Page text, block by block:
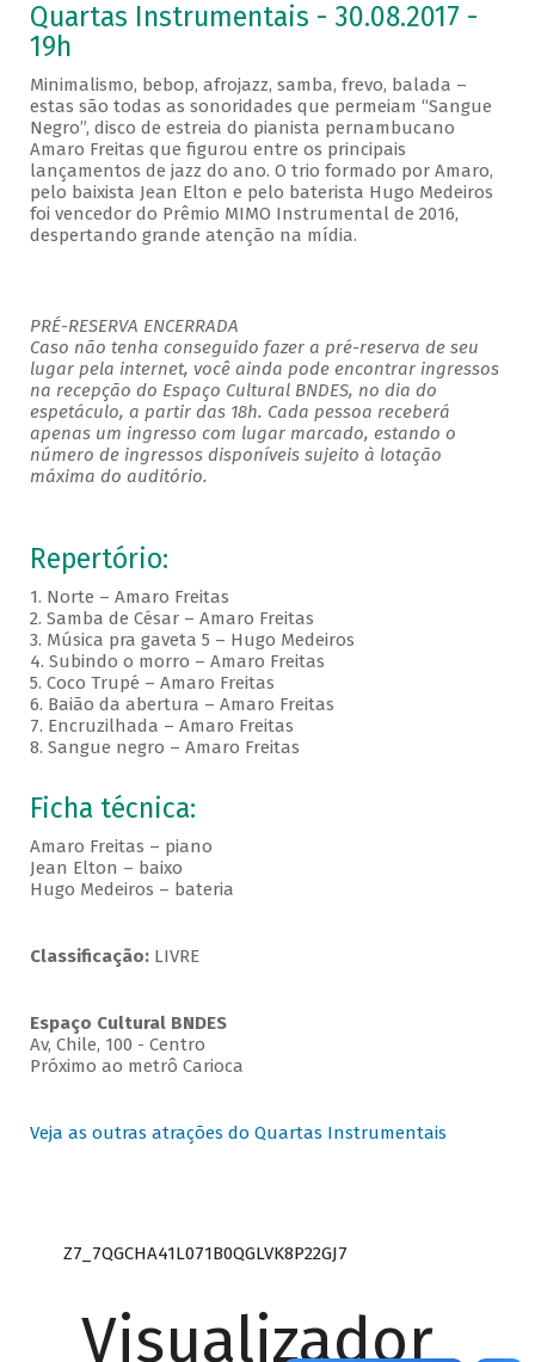
Quartas Instrumentais - 30.08.2017 -
19h
Minimalismo, bebop, afrojazz, samba, frevo, balada –
estas são todas as sonoridades que permeiam “Sangue
Negro”, disco de estreia do pianista pernambucano
Amaro Freitas que figurou entre os principais
lançamentos de jazz do ano. O trio formado por Amaro,
pelo baixista Jean Elton e pelo baterista Hugo Medeiros
foi vencedor do Prêmio MIMO Instrumental de 2016,
despertando grande atenção na mídia.
PRÉ-RESERVA ENCERRADA
Caso não tenha conseguido fazer a pré-reserva de seu
lugar pela internet, você ainda pode encontrar ingressos
na recepção do Espaço Cultural BNDES, no dia do
espetáculo, a partir das 18h. Cada pessoa receberá
apenas um ingresso com lugar marcado, estando o
número de ingressos disponíveis sujeito à lotação
máxima do auditório. ​
Repertório:
1. Norte – Amaro Freitas
2. Samba de César – Amaro Freitas
3. Música pra gaveta 5 – Hugo Medeiros
4. Subindo o morro – Amaro Freitas
5. Coco Trupé – Amaro Freitas
6. Baião da abertura – Amaro Freitas
7. Encruzilhada – Amaro Freitas
8. Sangue negro – Amaro Freitas
Ficha técnica:
Amaro Freitas – piano
Jean Elton – baixo
Hugo Medeiros – bateria
Classificação:LIVRE
Espaço Cultural BNDES
Av, Chile, 100 - Centro
Próximo ao metrô Carioca
Veja as outras atrações do Quartas Instrumentais
Z7_7QGCHA41L071B0QGLVK8P22GJ7
Visualizador